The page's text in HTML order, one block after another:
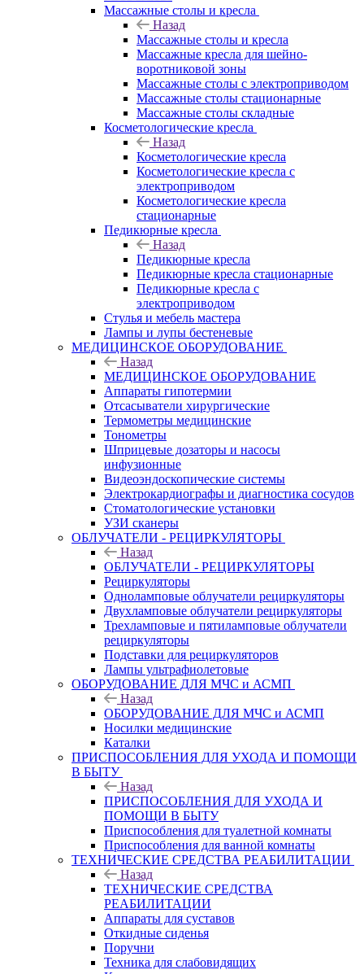
Массажные столы и кресла
Назад
Массажные столы и кресла
Массажные кресла для шейно-
воротниковой зоны
Массажные столы с электроприводом
Массажные столы стационарные
Массажные столы складные
Косметологические кресла
Назад
Косметологические кресла
Косметологические кресла с
электроприводом
Косметологические кресла
стационарные
Педикюрные кресла
Назад
Педикюрные кресла
Педикюрные кресла стационарные
Педикюрные кресла с
электроприводом
Стулья и мебель мастера
Лампы и лупы бестеневые
МЕДИЦИНСКОЕ ОБОРУДОВАНИЕ
Назад
МЕДИЦИНСКОЕ ОБОРУДОВАНИЕ
Аппараты гипотермии
Отсасыватели хирургические
Термометры медицинские
Тонометры
Шприцевые дозаторы и насосы
инфузионные
Видеоэндоскопические системы
Электрокардиографы и диагностика сосудов
Стоматологические установки
УЗИ сканеры
ОБЛУЧАТЕЛИ - РЕЦИРКУЛЯТОРЫ
Назад
ОБЛУЧАТЕЛИ - РЕЦИРКУЛЯТОРЫ
Рециркуляторы
Одноламповые облучатели рециркуляторы
Двухламповые облучатели рециркуляторы
Трехламповые и пятиламповые облучатели
рециркуляторы
Подставки для рециркуляторов
Лампы ультрафиолетовые
ОБОРУДОВАНИЕ ДЛЯ МЧС и АСМП
Назад
ОБОРУДОВАНИЕ ДЛЯ МЧС и АСМП
Носилки медицинские
Каталки
ПРИСПОСОБЛЕНИЯ ДЛЯ УХОДА И ПОМОЩИ
В БЫТУ
Назад
ПРИСПОСОБЛЕНИЯ ДЛЯ УХОДА И
ПОМОЩИ В БЫТУ
Приспособления для туалетной комнаты
Приспособления для ванной комнаты
ТЕХНИЧЕСКИЕ СРЕДСТВА РЕАБИЛИТАЦИИ
Назад
ТЕХНИЧЕСКИЕ СРЕДСТВА
РЕАБИЛИТАЦИИ
Аппараты для суставов
Откидные сиденья
Поручни
Техника для слабовидящих